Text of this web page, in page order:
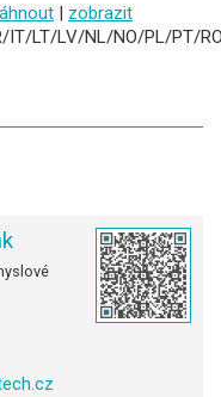
| zobrazit
IT/LT/LV/NL/NO/PL/PT/